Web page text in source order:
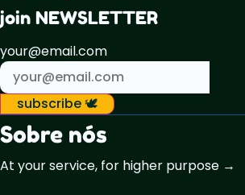
join NEWSLETTER
your@email.com
subscribe 🕊️
Sobre nós
At your service, for higher purpose →